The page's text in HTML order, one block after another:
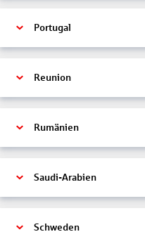
Portugal
Reunion
Rumänien
Saudi-Arabien
Schweden